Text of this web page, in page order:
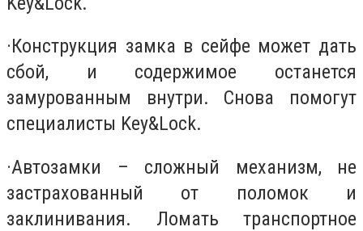
·Конструкция замка в сейфе может дать
сбой, и содержимое останется
замурованным внутри. Снова помогут
специалисты Key&Lock.
·Автозамки – сложный механизм, не
застрахованный от поломок и
заклинивания. Ломать транспортное